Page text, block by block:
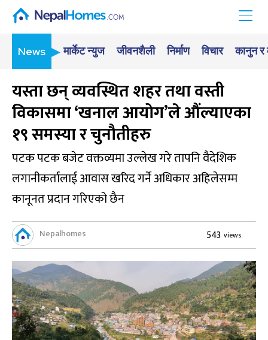
News मार्केट न्युज जीवनशैली निर्माण विचार कानुन
यस्ता छन् व्यवस्थित शहर तथा वस्ती
विकासमा ‘खनाल आयोग’ले औंल्याएका
१९ समस्या र चुनौतीहरु
पटक पटक बजेट वक्तव्यमा उल्लेख गरे तापनि वैदेशिक
लगानीकर्तालाई आवास खरिद गर्ने अधिकार अहिलेसम्म
कानूनत प्रदान गरिएको छैन
Nepalhomes 543 views